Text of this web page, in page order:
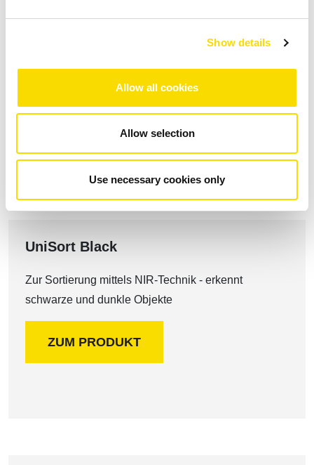
Show details
Allow all cookies
Allow selection
Use necessary cookies only
Sensorsortiersystems UniSort Finealyse mit
ZUM PRODUKT
UniSort Black
Zur Sortierung mittels NIR-Technik - erkennt
schwarze und dunkle Objekte
ZUM PRODUKT